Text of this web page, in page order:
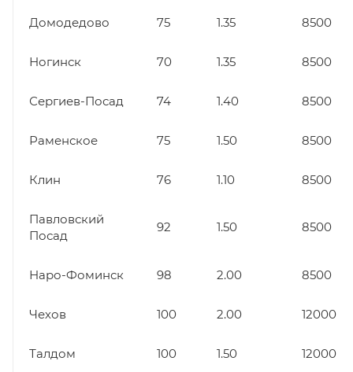
Домодедово 75 1.35 8500
Ногинск 70 1.35 8500
Сергиев-Посад 74 1.40 8500
Раменское 75 1.50 8500
Клин 76 1.10 8500
Павловский
Посад
92 1.50 8500
Наро-Фоминск 98 2.00 8500
Чехов 100 2.00 12000
Талдом 100 1.50 12000